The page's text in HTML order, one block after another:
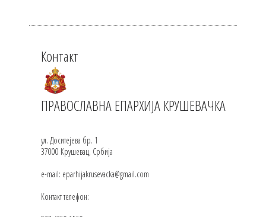
Контакт
ПРАВОСЛАВНА ЕПАРХИЈА КРУШЕВАЧКА
ул. Доситејева бр. 1
37000 Крушевац, Србија
e-mail: eparhijakrusevacka@gmail.com
Контакт телефон: